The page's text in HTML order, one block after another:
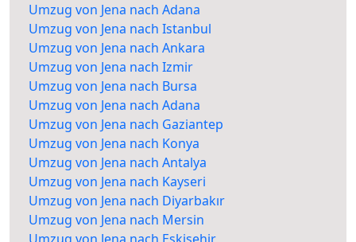
Umzug von Jena nach Adana
Umzug von Jena nach Istanbul
Umzug von Jena nach Ankara
Umzug von Jena nach Izmir
Umzug von Jena nach Bursa
Umzug von Jena nach Adana
Umzug von Jena nach Gaziantep
Umzug von Jena nach Konya
Umzug von Jena nach Antalya
Umzug von Jena nach Kayseri
Umzug von Jena nach Diyarbakır
Umzug von Jena nach Mersin